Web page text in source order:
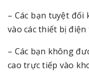
– Các bạn tuyệt đối
vào các thiết bị
– Các bạn không
cao trực tiếp vào